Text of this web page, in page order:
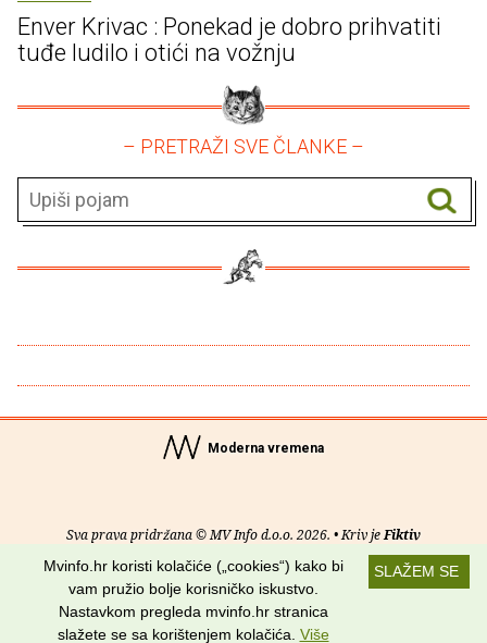
Enver Krivac : Ponekad je dobro prihvatiti
tuđe ludilo i otići na vožnju
– PRETRAŽI SVE ČLANKE –
Moderna vremena
Sva prava pridržana © MV Info d.o.o. 2026. • Kriv jeFiktiv
O nama• Pomoć• Uvjeti korištenja•RSS kanali
Potraži nas na:
SLAŽEM SE
Mvinfo.hr koristi kolačiće („cookies“) kako bi
vam pružio bolje korisničko iskustvo.
Nastavkom pregleda mvinfo.hr stranica
slažete se sa korištenjem kolačića. Više